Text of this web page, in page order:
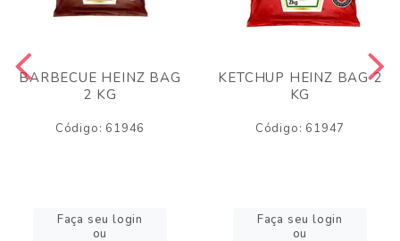
BARBECUE HEINZ BAG
2 KG
Código: 61946
Faça seu login
ou
KETCHUP HEINZ BAG 2
KG
Código: 61947
Faça seu login
ou